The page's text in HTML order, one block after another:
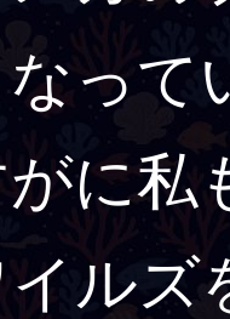
って
に私
ルズ